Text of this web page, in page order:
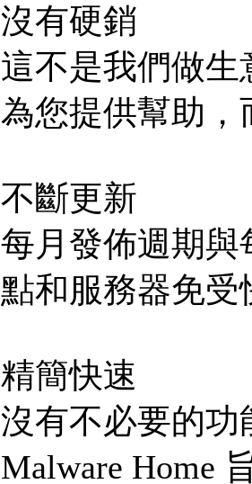
沒有硬銷
這不是我們做
為您提供幫助，
不斷更新
每月發佈週期
點和服務器免
精簡快速
沒有不必要的功
Malware Home